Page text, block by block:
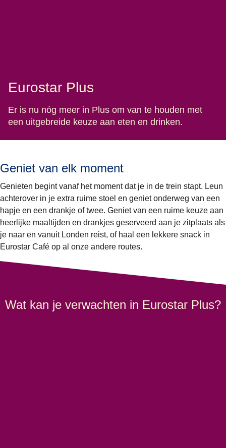
Eurostar Plus
Er is nu nóg meer in Plus om van te houden met
een uitgebreide keuze aan eten en drinken.
Geniet van elk moment
Genieten begint vanaf het moment dat je in de trein stapt. Leun
achterover in je extra ruime stoel en geniet onderweg van een
hapje en een drankje of twee. Geniet van een ruime keuze aan
heerlijke maaltijden en drankjes geserveerd aan je zitplaats als
je naar en vanuit Londen reist, of haal een lekkere snack in
Eurostar Café op al onze andere routes.
Wat kan je verwachten in Eurostar Plus?